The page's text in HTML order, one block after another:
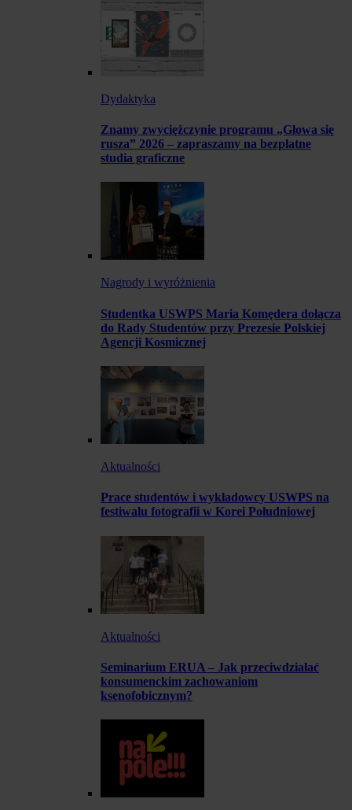
Dydaktyka
Znamy zwyciężczynie programu „Głowa się
rusza” 2026 – zapraszamy na bezpłatne
studia graficzne
Nagrody i wyróżnienia
Studentka USWPS Maria Komędera dołącza
do Rady Studentów przy Prezesie Polskiej
Agencji Kosmicznej
Aktualności
Prace studentów i wykładowcy USWPS na
festiwalu fotografii w Korei Południowej
Aktualności
Seminarium ERUA – Jak przeciwdziałać
konsumenckim zachowaniom
ksenofobicznym?